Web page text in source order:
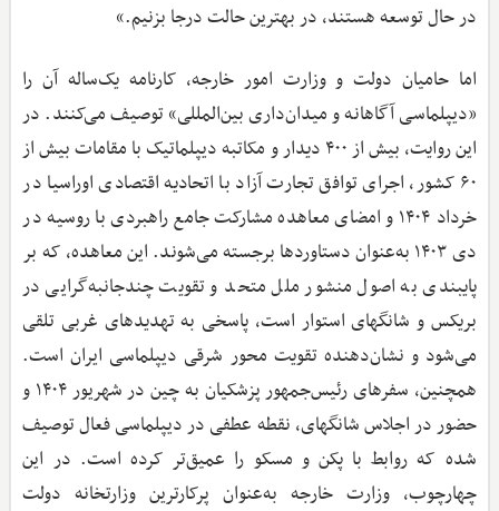
در حال توسعه هستند، در بهترین حالت درجا بزنیم.»
اما حامیان دولت و وزارت امور خارجه، کارنامه یک‌ساله آن را
«دیپلماسی آگاهانه و میدان‌داری بین‌المللی» توصیف می‌کنند. در
این روایت، بیش از ۴۰۰ دیدار و مکاتبه دیپلماتیک با مقامات بیش از
۶۰ کشور، اجرای توافق تجارت آزاد با اتحادیه اقتصادی اوراسیا در
خرداد ۱۴۰۴ و امضای معاهده مشارکت جامع راهبردی با روسیه در
دی ۱۴۰۳ به‌عنوان دستاوردها برجسته می‌شوند. این معاهده، که بر
پایبندی به اصول منشور ملل متحد و تقویت چندجانبه‌گرایی در
بریکس و شانگهای استوار است، پاسخی به تهدیدهای غربی تلقی
می‌شود و نشان‌دهنده تقویت محور شرقی دیپلماسی ایران است.
همچنین، سفرهای رئیس‌جمهور پزشکیان به چین در شهریور ۱۴۰۴ و
حضور در اجلاس شانگهای، نقطه عطفی در دیپلماسی فعال توصیف
شده که روابط با پکن و مسکو را عمیق‌تر کرده است. در این
چهارچوب، وزارت خارجه به‌عنوان پرکارترین وزارتخانه دولت